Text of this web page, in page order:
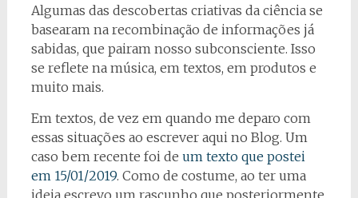
Algumas das descobertas criativas da ciência se
basearam na recombinação de informações já
sabidas, que pairam nosso subconsciente. Isso
se reflete na música, em textos, em produtos e
muito mais.
Em textos, de vez em quando me deparo com
essas situações ao escrever aqui no Blog. Um
caso bem recente foi de um texto que postei
em 15/01/2019. Como de costume, ao ter uma
ideia escrevo um rascunho que posteriormente